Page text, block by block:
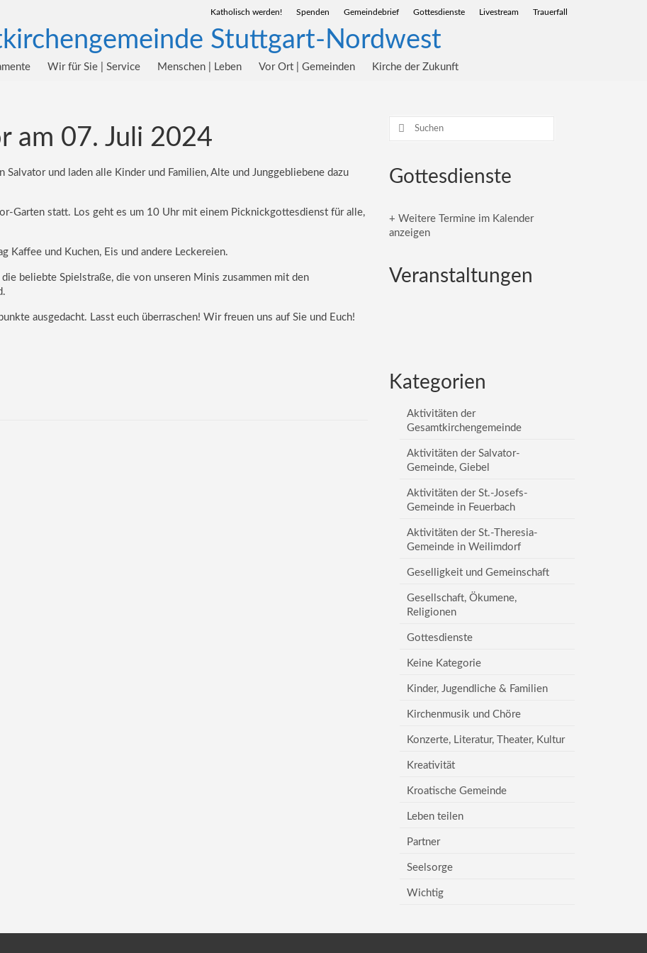
Katholisch werden! Spenden Gemeindebrief Gottesdienste Livestream Trauerfall
Wir für Sie | Service Menschen | Leben Vor Ort | Gemeinden Kirche der Zukunft
am 07. Juli 2024
Salvator und laden alle Kinder und Familien, Alte und Junggebliebene dazu
Garten statt. Los geht es um 10 Uhr mit einem Picknickgottesdienst für alle,
Kaffee und Kuchen, Eis und andere Leckereien.
beliebte Spielstraße, die von unseren Minis zusammen mit den
ausgedacht. Lasst euch überraschen! Wir freuen uns auf Sie und Euch!
Suchen
Gottesdienste
+ Weitere Termine im Kalender
anzeigen
Veranstaltungen
Kategorien
Aktivitäten der
Gesamtkirchengemeinde
Aktivitäten der Salvator-
Gemeinde, Giebel
Aktivitäten der St.-Josefs-
Gemeinde in Feuerbach
Aktivitäten der St.-Theresia-
Gemeinde in Weilimdorf
Geselligkeit und Gemeinschaft
Gesellschaft, Ökumene,
Religionen
Gottesdienste
Keine Kategorie
Kinder, Jugendliche & Familien
Kirchenmusik und Chöre
Konzerte, Literatur, Theater, Kultur
Kreativität
Kroatische Gemeinde
Leben teilen
Partner
Seelsorge
Wichtig